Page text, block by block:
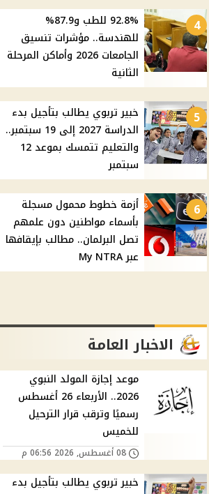
4
92.8% للطب و87.9%
للهندسة.. مؤشرات تنسيق
الجامعات 2026 وأماكن المرحلة
الثانية
5
خبير تربوي يطالب بتأجيل بدء
الدراسة 2027 إلى 19 سبتمبر..
والتعليم تتمسك بموعد 12
سبتمبر
6
أزمة خطوط محمول مسجلة
بأسماء مواطنين دون علمهم
تصل البرلمان.. مطالب بإيقافها
عبر My NTRA
الاخبار العامة
موعد إجازة المولد النبوي
2026.. الأربعاء 26 أغسطس
رسميًا وترقب قرار الترحيل
للخميس
08 أغسطس, 2026 06:56 م
خبير تربوي يطالب بتأجيل بدء